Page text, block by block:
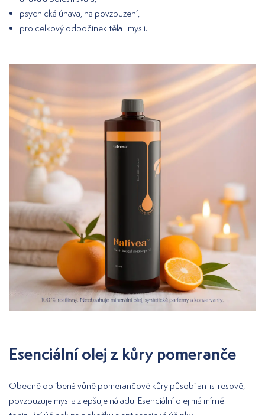
psychická únava, na povzbuzení,
pro celkový odpočinek těla i mysli.
Esenciální olej z kůry pomeranče
Obecně oblíbená vůně pomerančové kůry působí antistresově,
povzbuzuje mysl a zlepšuje náladu. Esenciální olej má mírně